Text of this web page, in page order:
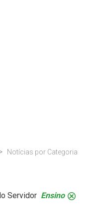
Notícias por Categoria
Servidor Ensino .